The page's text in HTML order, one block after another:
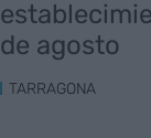
de agosto
TARRAGONA